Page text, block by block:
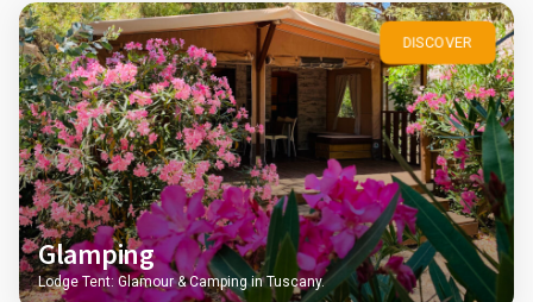
DISCOVER
Glamping
Lodge Tent: Glamour & Camping in Tuscany.